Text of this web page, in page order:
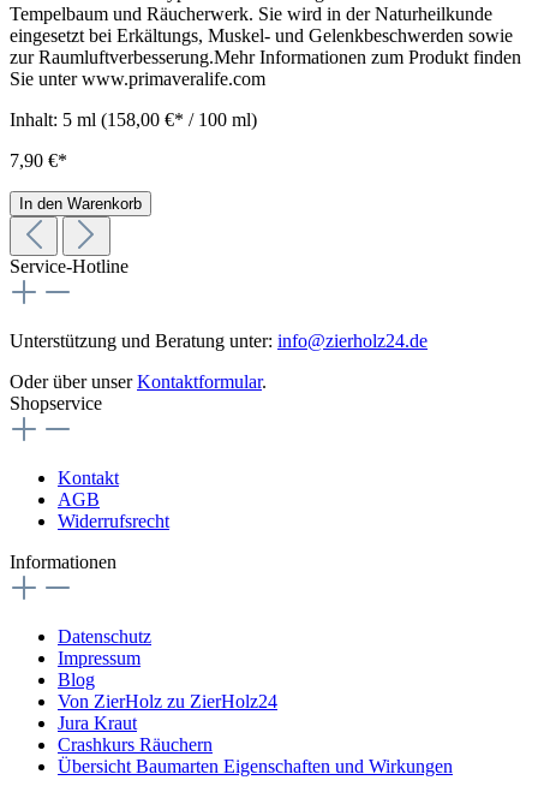
Tempelbaum und Räucherwerk. Sie wird in der Naturheilkunde
eingesetzt bei Erkältungs, Muskel- und Gelenkbeschwerden sowie
zur Raumluftverbesserung.Mehr Informationen zum Produkt finden
Sie unter www.primaveralife.com
Inhalt: 5 ml (158,00 €* / 100 ml)
7,90 €*
In den Warenkorb
Service-Hotline
Unterstützung und Beratung unter: info@zierholz24.de
Oder über unserKontaktformular.
Shopservice
Kontakt
AGB
Widerrufsrecht
Informationen
Datenschutz
Impressum
Blog
Von ZierHolz zu ZierHolz24
Jura Kraut
Crashkurs Räuchern
Übersicht Baumarten Eigenschaften und Wirkungen